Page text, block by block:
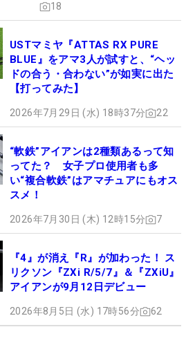
18
USTマミヤ『ATTAS RX PURE
BLUE』をアマ3人が試すと、“ヘッ
ドの合う・合わない”が如実に出た
【打ってみた】
2026年7月29日 (水) 18時37分 22
“軟鉄”アイアンは2種類あるって知
ってた？ 女子プロ使用者も多
い“複合軟鉄”はアマチュアにもオス
スメ！
2026年7月30日 (木) 12時15分 7
『4』が消え『R』が加わった！ ス
リクソン『ZXi R/5/7』＆『ZXiU』
アイアンが9月12日デビュー
2026年8月5日 (水) 17時56分 62